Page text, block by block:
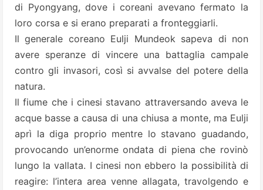
di Pyongyang, dove i coreani avevano fermato la
loro corsa e si erano preparati a fronteggiarli.
Il generale coreano Eulji Mundeok sapeva di non
avere speranze di vincere una battaglia campale
contro gli invasori, così si avvalse del potere della
natura.
Il fiume che i cinesi stavano attraversando aveva le
acque basse a causa di una chiusa a monte, ma Eulji
aprì la diga proprio mentre lo stavano guadando,
provocando un’enorme ondata di piena che rovinò
lungo la vallata. I cinesi non ebbero la possibilità di
reagire: l’intera area venne allagata, travolgendo e